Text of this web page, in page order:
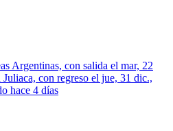
Argentinas, con salida el mar, 22
con regreso el jue, 31 dic.,
hace 4 días